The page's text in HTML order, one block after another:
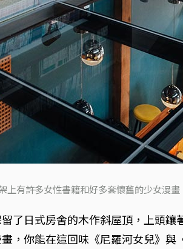
上有許多女性書籍和好多套懷舊的少女漫畫
了日式房舍的木作斜屋頂，上頭
，你能在這回味《尼羅河女兒》